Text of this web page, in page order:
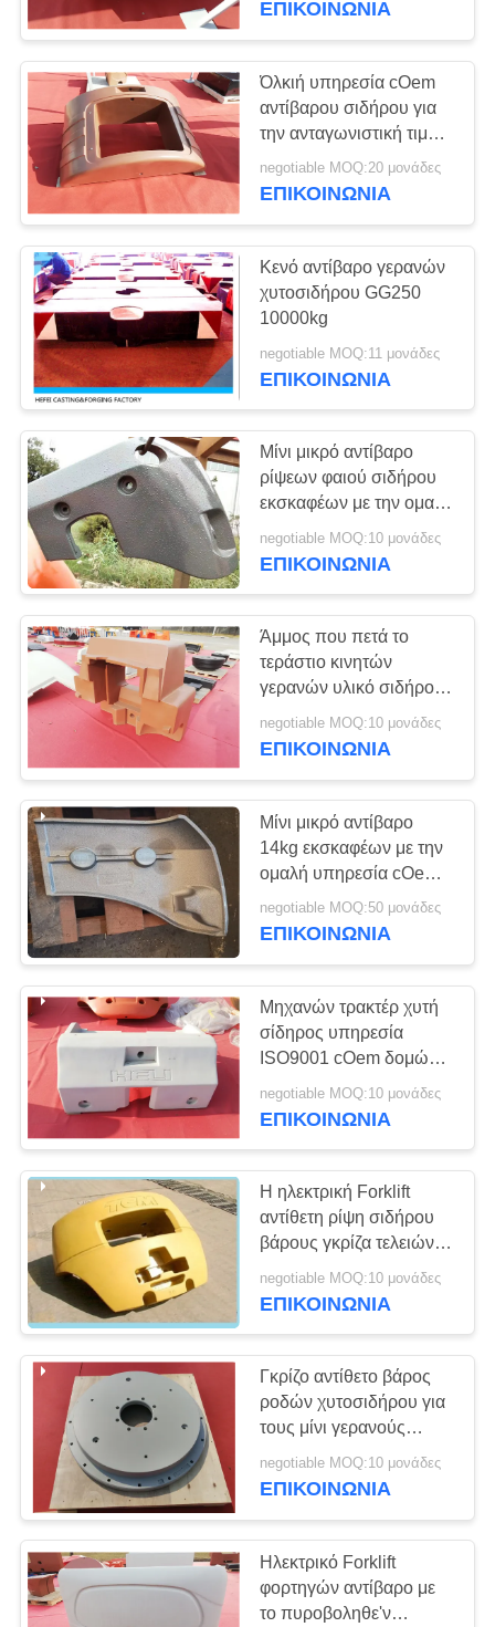
ΕΠΙΚΟΙΝΩΝΊΑ
Όλκιή υπηρεσία cOem
αντίβαρου σιδήρου για
την ανταγωνιστική τιμή
μηχανημάτων
δασονομίας
negotiable MOQ:20 μονάδες
ΕΠΙΚΟΙΝΩΝΊΑ
Κενό αντίβαρο γερανών
χυτοσιδήρου GG250
10000kg
negotiable MOQ:11 μονάδες
ΕΠΙΚΟΙΝΩΝΊΑ
Μίνι μικρό αντίβαρο
ρίψεων φαιού σιδήρου
εκσκαφέων με την ομαλή
επιφάνεια
negotiable MOQ:10 μονάδες
ΕΠΙΚΟΙΝΩΝΊΑ
Άμμος που πετά το
τεράστιο κινητών
γερανών υλικό σιδήρου
GG150 αντίβαρου γκρίζο
για τη Drive
negotiable MOQ:10 μονάδες
ΕΠΙΚΟΙΝΩΝΊΑ
Μίνι μικρό αντίβαρο
14kg εκσκαφέων με την
ομαλή υπηρεσία cOem
επιφάνειας διαθέσιμη
negotiable MOQ:50 μονάδες
ΕΠΙΚΟΙΝΩΝΊΑ
Μηχανών τρακτέρ χυτή
σίδηρος υπηρεσία
ISO9001 cOem δομών
αντίβαρου συμπαγής
negotiable MOQ:10 μονάδες
ΕΠΙΚΟΙΝΩΝΊΑ
Η ηλεκτρική Forklift
αντίθετη ρίψη σιδήρου
βάρους γκρίζα τελειώνει
την ανταγωνιστική τιμή
negotiable MOQ:10 μονάδες
ΕΠΙΚΟΙΝΩΝΊΑ
Γκρίζο αντίθετο βάρος
ροδών χυτοσιδήρου για
τους μίνι γερανούς
εκσκαφέων Liebherr
negotiable MOQ:10 μονάδες
ΕΠΙΚΟΙΝΩΝΊΑ
Ηλεκτρικό Forklift
φορτηγών αντίβαρο με
το πυροβοληθε'ν